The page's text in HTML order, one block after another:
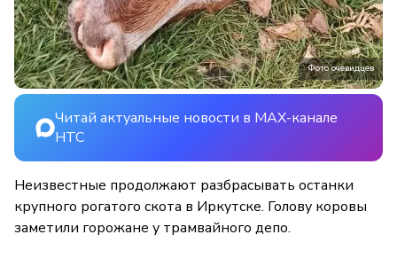
Фото очевидцев
Читай актуальные новости в MAX-канале
НТС
Неизвестные продолжают разбрасывать останки
крупного рогатого скота в Иркутске. Голову коровы
заметили горожане у трамвайного депо.